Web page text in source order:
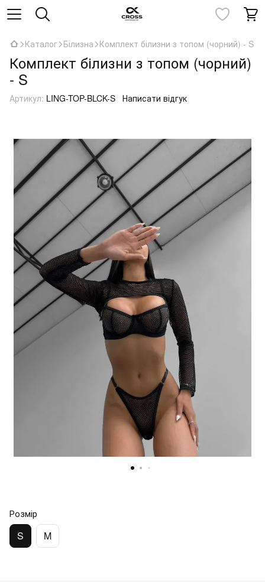
Каталог Білизна Комплект білизни з топом (чорний) - S
Комплект білизни з топом (чорний)
- S
Артикул: LING-TOP-BLCK-S Написати відгук
Розмір
S M